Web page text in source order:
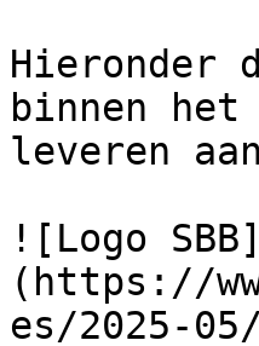
Hieronder
binnen
leveren
![Logo SBB]
(https://
es/2025-